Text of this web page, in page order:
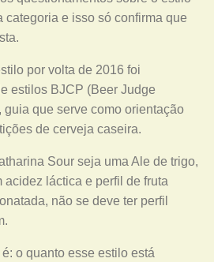
categoria e isso só confirma que
por volta de 2016 foi
estilos BJCP (Beer Judge
guia que serve como orientação
de cerveja caseira.
Sour seja uma Ale de trigo,
acidez láctica e perfil de fruta
não se deve ter perfil
o quanto esse estilo está